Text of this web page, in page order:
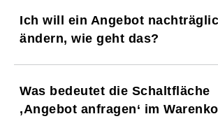
Ich will ein Angebot
ändern, wie geht das?
Was bedeutet die Schaltfläche
‚Angebot anfragen‘ im